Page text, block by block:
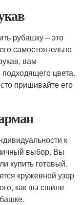
рубашку – это
самостоятельно
вам
подходящего цвета.
пришивайте его
к
выбор. Вы
купить готовый.
кружевной узор
как вы сшили